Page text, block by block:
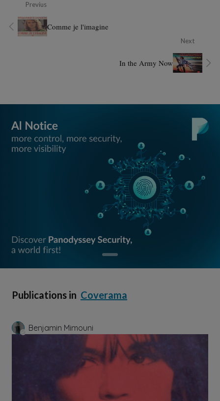
Previus
Comme je l'imagine
Next
In the Army Now
Publications in Coverama
Benjamin Mimouni